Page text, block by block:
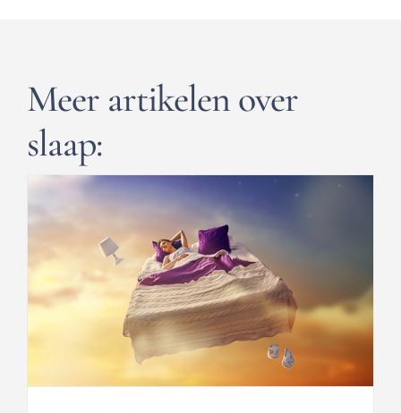
Meer artikelen over
slaap: